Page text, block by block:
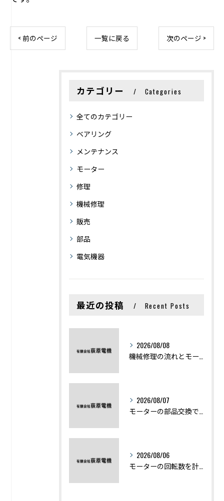
< 前のページ 一覧に戻る 次のページ >
カテゴリー Categories
全てのカテゴリー
ベアリング
メンテナンス
モーター
修理
機械修理
販売
部品
電気機器
最近の投稿 Recent Posts
2026/08/08
2026/08/07
2026/08/06